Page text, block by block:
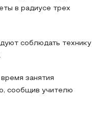
в радиусе трех
соблюдать технику
занятия
сообщив учителю